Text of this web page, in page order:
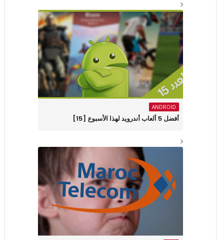
ANDROID
أفضل 5 ألعاب أندرويد لهذا الأسبوع [15]